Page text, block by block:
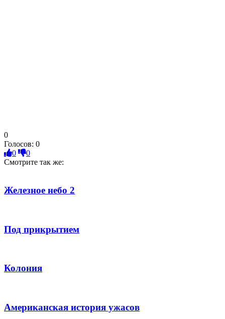
0
Голосов: 0
0
0
Смотрите так же:
Железное небо 2
Под прикрытием
Колония
Американская история ужасов